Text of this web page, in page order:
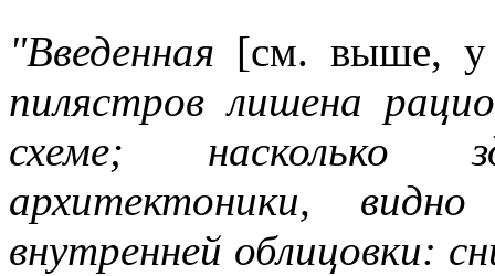
"Введенная [см. выше, у
пилястров лишена
схеме; насколько
архитектоники,
внутренней облицовки: